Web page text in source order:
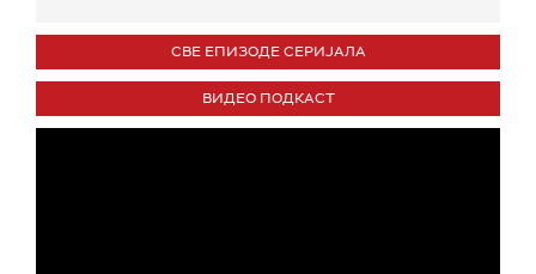
СВЕ ЕПИЗОДЕ СЕРИЈАЛА
ВИДЕО ПОДКАСТ